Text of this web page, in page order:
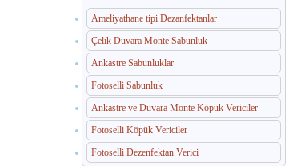
Ameliyathane tipi Dezanfektanlar
Çelik Duvara Monte Sabunluk
Ankastre Sabunluklar
Fotoselli Sabunluk
Ankastre ve Duvara Monte Köpük Vericiler
Fotoselli Köpük Vericiler
Fotoselli Dezenfektan Verici